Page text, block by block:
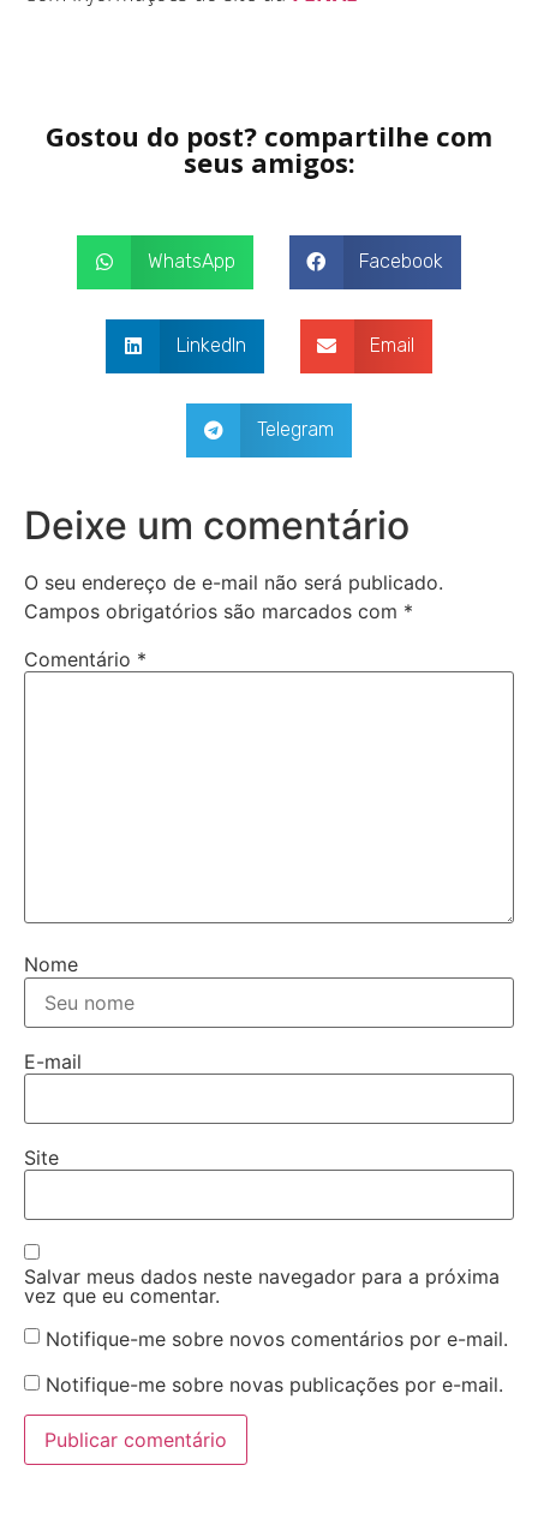
Gostou do post? compartilhe com
seus amigos:
WhatsApp Facebook
LinkedIn Email
Telegram
Deixe um comentário
O seu endereço de e-mail não será publicado.
Campos obrigatórios são marcados com *
Comentário *
Nome
E-mail
Site
Salvar meus dados neste navegador para a próxima
vez que eu comentar.
Notifique-me sobre novos comentários por e-mail.
Notifique-me sobre novas publicações por e-mail.